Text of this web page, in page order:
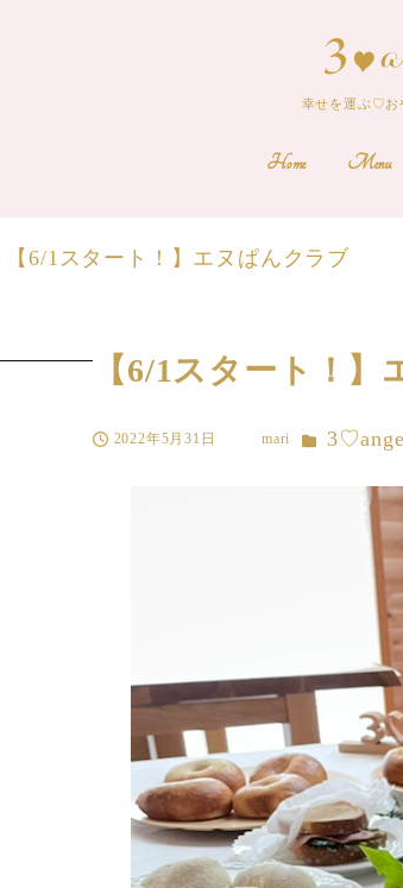
幸せを運ぶ♡お
Home Menu
【6/1スタート！】エヌぱんクラブ
【6/1スタート！
投稿日
2022年5月31日 mari カテゴリー